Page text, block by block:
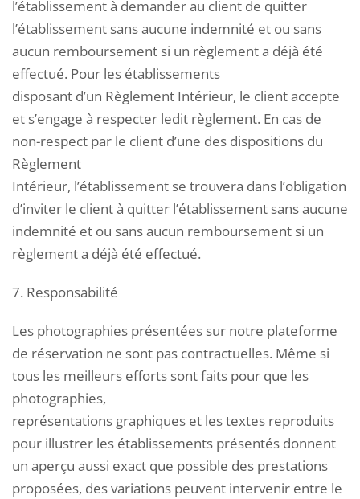
l’établissement à demander au client de quitter
l’établissement sans aucune indemnité et ou sans
aucun remboursement si un règlement a déjà été
effectué. Pour les établissements
disposant d’un Règlement Intérieur, le client accepte
et s’engage à respecter ledit règlement. En cas de
non-respect par le client d’une des dispositions du
Règlement
Intérieur, l’établissement se trouvera dans l’obligation
d’inviter le client à quitter l’établissement sans aucune
indemnité et ou sans aucun remboursement si un
règlement a déjà été effectué.
7. Responsabilité
Les photographies présentées sur notre plateforme
de réservation ne sont pas contractuelles. Même si
tous les meilleurs efforts sont faits pour que les
photographies,
représentations graphiques et les textes reproduits
pour illustrer les établissements présentés donnent
un aperçu aussi exact que possible des prestations
proposées, des variations peuvent intervenir entre le